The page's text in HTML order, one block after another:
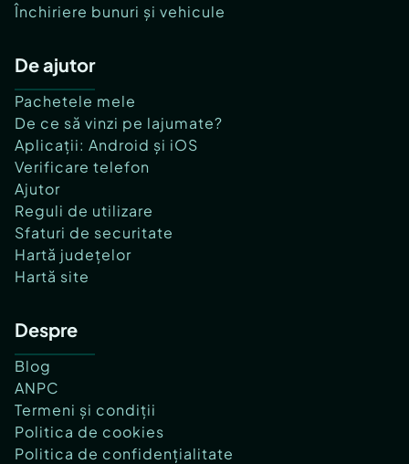
Închiriere bunuri și vehicule
De ajutor
Pachetele mele
De ce să vinzi pe lajumate?
Aplicații: Android și iOS
Verificare telefon
Ajutor
Reguli de utilizare
Sfaturi de securitate
Hartă județelor
Hartă site
Despre
Blog
ANPC
Termeni și condiții
Politica de cookies
Politica de confidențialitate